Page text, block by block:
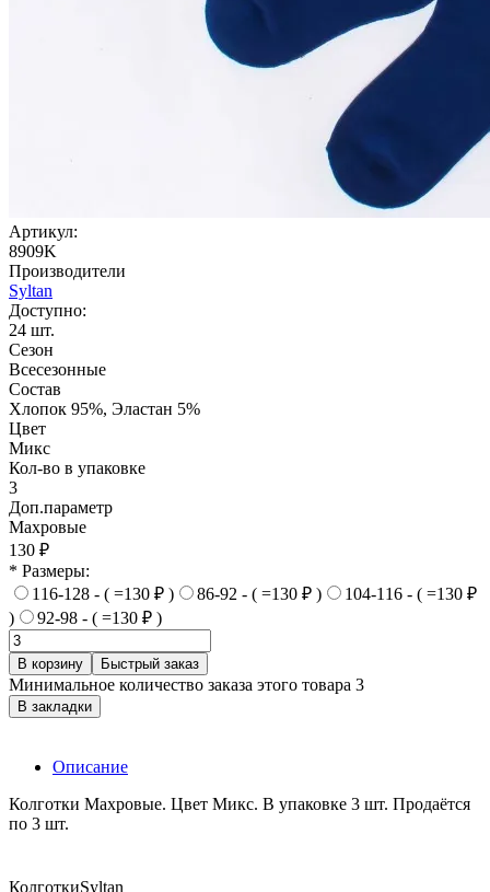
Артикул:
8909K
Производители
Syltan
Доступно:
24 шт.
Сезон
Всесезонные
Состав
Хлопок 95%, Эластан 5%
Цвет
Микс
Кол-во в упаковке
3
Доп.параметр
Махровые
130 ₽
* Размеры:
116-128 - ( =130 ₽ )
86-92 - ( =130 ₽ )
104-116 - ( =130 ₽
)
92-98 - ( =130 ₽ )
В корзину Быстрый заказ
Минимальное количество заказа этого товара 3
В закладки
Описание
Колготки Махровые. Цвет Микс. В упаковке 3 шт. Продаётся
по 3 шт.
КолготкиSyltan